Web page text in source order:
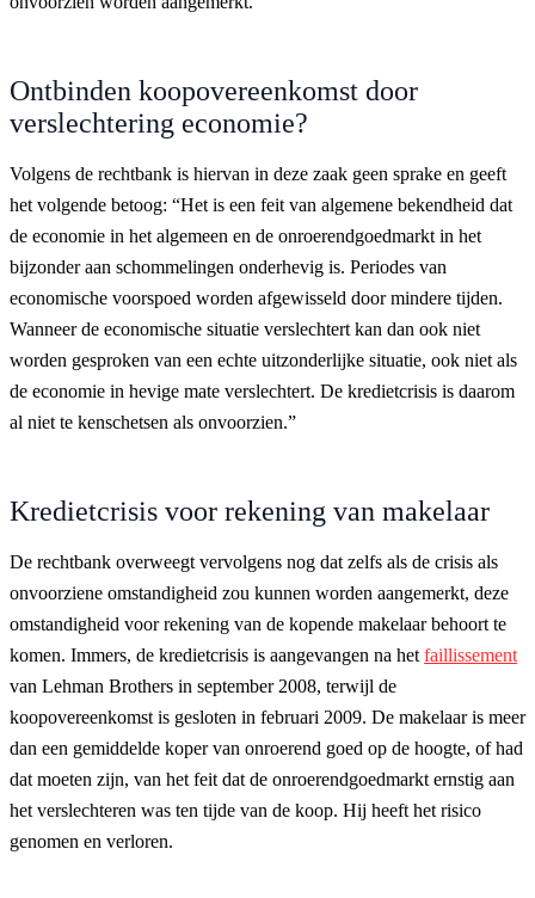
Ontbinden koopovereenkomst door
verslechtering economie?
Volgens de rechtbank is hiervan in deze zaak geen sprake en geeft
het volgende betoog: “Het is een feit van algemene bekendheid dat
de economie in het algemeen en de onroerendgoedmarkt in het
bijzonder aan schommelingen onderhevig is. Periodes van
economische voorspoed worden afgewisseld door mindere tijden.
Wanneer de economische situatie verslechtert kan dan ook niet
worden gesproken van een echte uitzonderlijke situatie, ook niet als
de economie in hevige mate verslechtert. De kredietcrisis is daarom
al niet te kenschetsen als onvoorzien.”
Kredietcrisis voor rekening van makelaar
De rechtbank overweegt vervolgens nog dat zelfs als de crisis als
onvoorziene omstandigheid zou kunnen worden aangemerkt, deze
omstandigheid voor rekening van de kopende makelaar behoort te
komen. Immers, de kredietcrisis is aangevangen na het faillissement
van Lehman Brothers in september 2008, terwijl de
koopovereenkomst is gesloten in februari 2009. De makelaar is meer
dan een gemiddelde koper van onroerend goed op de hoogte, of had
dat moeten zijn, van het feit dat de onroerendgoedmarkt ernstig aan
het verslechteren was ten tijde van de koop. Hij heeft het risico
genomen en verloren.